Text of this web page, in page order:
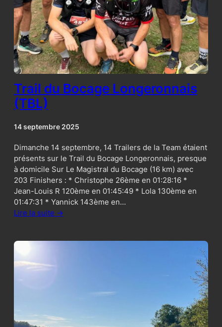
Trail du Bocage Longeronnais
(TBL)
14 septembre 2025
Dimanche 14 septembre, 14 Trailers de la Team étaient
présents sur le Trail du Bocage Longeronnais, presque
à domicile Sur Le Magistral du Bocage (16 km) avec
203 Finishers : * Christophe 26ème en 01:28:16 *
Jean-Louis R 120ème en 01:45:49 * Lola 130ème en
01:47:31 * Yannick 143ème en…
Lire la suite ->